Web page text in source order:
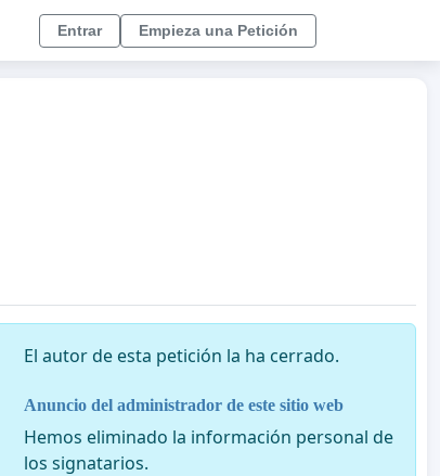
Entrar Empieza una Petición
El autor de esta petición la ha cerrado.
Anuncio del administrador de este sitio web
Hemos eliminado la información personal de
los signatarios.